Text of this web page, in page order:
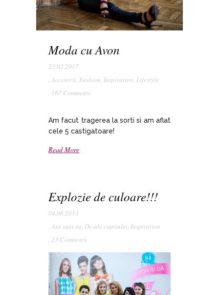
Moda cu Avon
23.02.2017
, Accesorii, Fashion, Inspiration, Lifestyle
, 167 Comments
Am facut tragerea la sorti si am aflat
cele 5 castigatoare!
Read More
Explozie de culoare!!!
04.08.2013
, Asa sunt eu, De-ale capitalei, Inspiration
, 23 Comments